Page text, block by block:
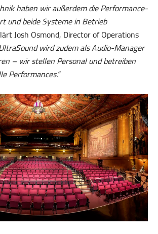
haben wir außerdem die Performance-
und beide Systeme in Betrieb
Josh Osmond, Director of Operations
wird zudem als Audio-Manager
– wir stellen Personal und betreiben
Performances.“